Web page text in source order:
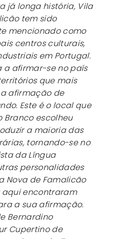
já longa história, Vila
tem sido
mencionado como
centros culturais,
em Portugal.
a afirmar-se no país
que mais
afirmação de
Este é o local que
Branco escolheu
a maioria das
tornando-se no
da Língua
personalidades
Nova de Famalicão
aqui encontraram
a sua afirmação.
Bernardino
Cupertino de